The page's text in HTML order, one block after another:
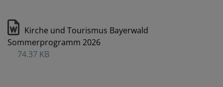
Kirche und Tourismus Bayerwald
Sommerprogramm 2026
74.37 KB